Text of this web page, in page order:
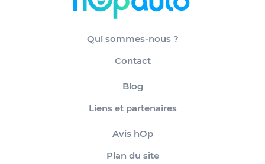
Qui sommes-nous ?
Contact
Blog
Liens et partenaires
Avis hOp
Plan du site